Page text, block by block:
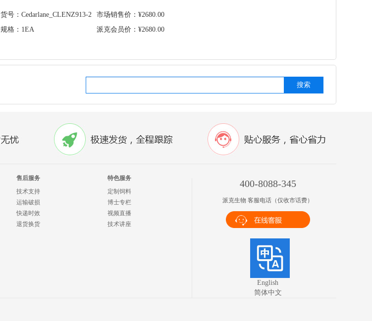
货号：Cedarlane_CLENZ913-2
市场销售价：¥2680.00
规格：1EA
派克会员价：¥2680.00
搜索
售后服务
技术支持
运输破损
快递时效
退货换货
特色服务
定制饲料
博士专栏
视频直播
技术讲座
400-8088-345
派克生物 客服电话（仅收市话费）
English
简体中文